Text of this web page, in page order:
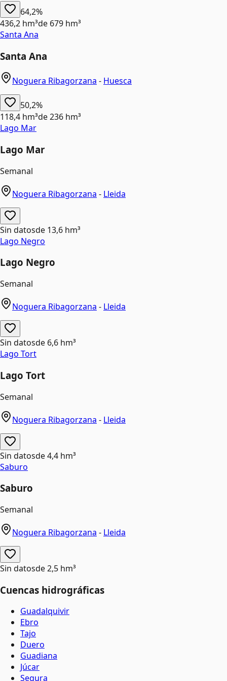
64,2%
436,2 hm³de 679 hm³
Santa Ana
Santa Ana
Noguera Ribagorzana - Huesca
50,2%
118,4 hm³de236 hm³
Lago Mar
Lago Mar
Semanal
Noguera Ribagorzana - Lleida
Sin datosde 13,6 hm³
Lago Negro
Lago Negro
Semanal
Noguera Ribagorzana - Lleida
Sin datosde 6,6 hm³
Lago Tort
Lago Tort
Semanal
Noguera Ribagorzana - Lleida
Sin datosde4,4 hm³
Saburo
Saburo
Semanal
Noguera Ribagorzana - Lleida
Sin datosde2,5 hm³
Cuencas hidrográficas
Guadalquivir
Ebro
Tajo
Duero
Guadiana
Júcar
Segura